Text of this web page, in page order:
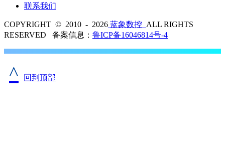
联系我们
COPYRIGHT © 2010 - 2026 蓝象数控 ALL RIGHTS
RESERVED 备案信息： 鲁ICP备16046814号-4
^ 回到顶部